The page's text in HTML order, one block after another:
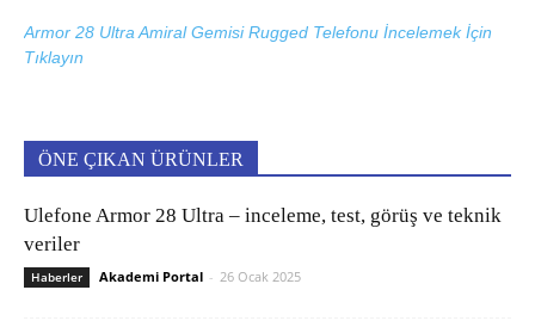
Armor 28 Ultra Amiral Gemisi Rugged Telefonu İncelemek İçin
Tıklayın
ÖNE ÇIKAN ÜRÜNLER
Ulefone Armor 28 Ultra – inceleme, test, görüş ve teknik
veriler
Haberler Akademi Portal - 26 Ocak 2025